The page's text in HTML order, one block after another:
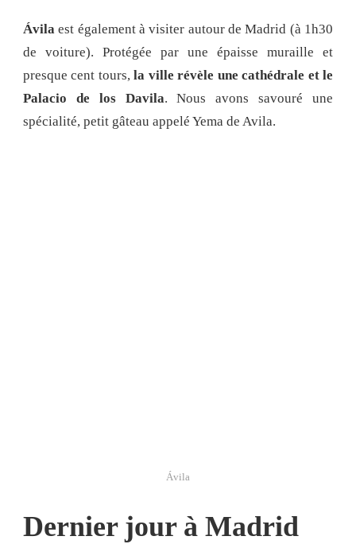
Ávila est également à visiter autour de Madrid (à 1h30
de voiture). Protégée par une épaisse muraille et
presque cent tours,la ville révèle une cathédrale et le
Palacio de los Davila. Nous avons savouré une
spécialité, petit gâteau appelé Yema de Avila.
Ávila
Dernier jour à Madrid